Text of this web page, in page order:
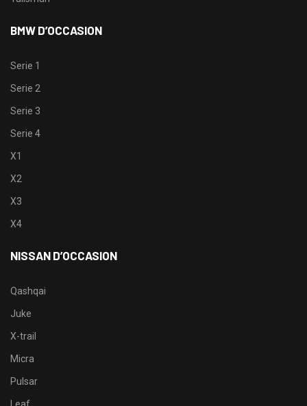
BMW D’OCCASION
Serie 1
Serie 2
Serie 3
Serie 4
X1
X2
X3
X4
NISSAN D’OCCASION
Qashqai
Juke
X-trail
Micra
Pulsar
Leaf